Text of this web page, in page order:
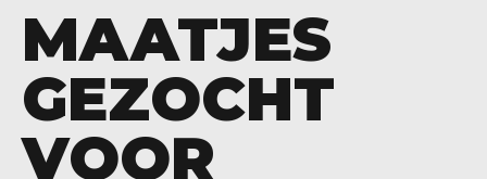
MAATJES
GEZOCHT
VOOR